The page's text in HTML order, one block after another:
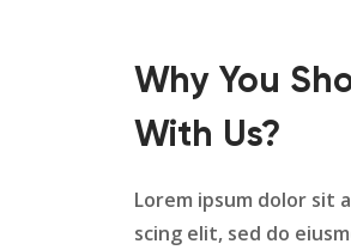
Why You
With Us?
Lorem ipsum dolor sit
scing elit, sed do